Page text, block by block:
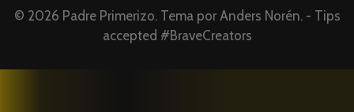
© 2026 Padre Primerizo. Tema por Anders Norén. - Tips
accepted #BraveCreators